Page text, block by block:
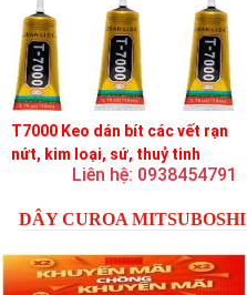
T7000 Keo dán bít các vết rạn
nứt, kim loại, sứ, thuỷ tinh
Liên hệ: 0938454791
DÂY CUROA MITSUBOSHI